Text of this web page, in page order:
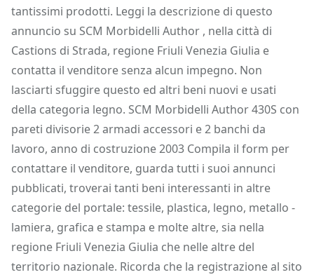
tantissimi prodotti. Leggi la descrizione di questo
annuncio su SCM Morbidelli Author , nella città di
Castions di Strada, regione Friuli Venezia Giulia e
contatta il venditore senza alcun impegno. Non
lasciarti sfuggire questo ed altri beni nuovi e usati
della categoria legno. SCM Morbidelli Author 430S con
pareti divisorie 2 armadi accessori e 2 banchi da
lavoro, anno di costruzione 2003 Compila il form per
contattare il venditore, guarda tutti i suoi annunci
pubblicati, troverai tanti beni interessanti in altre
categorie del portale: tessile, plastica, legno, metallo -
lamiera, grafica e stampa e molte altre, sia nella
regione Friuli Venezia Giulia che nelle altre del
territorio nazionale. Ricorda che la registrazione al sito